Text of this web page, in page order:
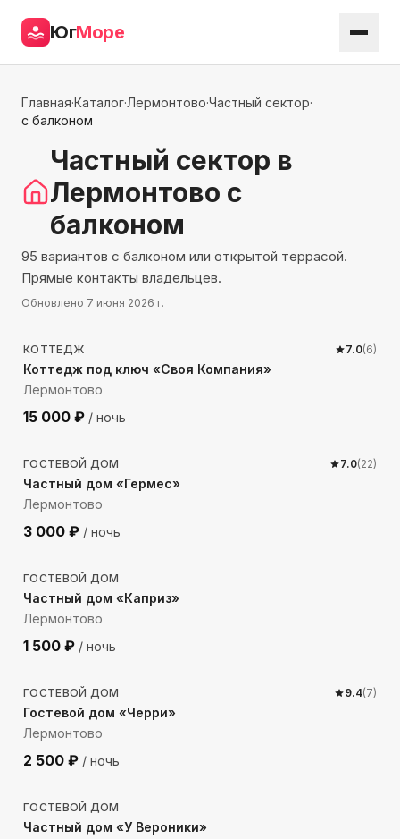
ЮгМоре
Главная·Каталог·Лермонтово·Частный сектор·
с балконом
Частный сектор в
Лермонтово с
балконом
95 вариантов с балконом или открытой террасой.
Прямые контакты владельцев.
Обновлено 7 июня 2026 г.
3279м до моря
КОТТЕДЖ 7.0(6)
Коттедж под ключ «Своя Компания»
Лермонтово
15 000 ₽ / ночь
232 м до моря
ГОСТЕВОЙ ДОМ 7.0(22)
Частный дом «Гермес»
Лермонтово
3 000 ₽ / ночь
221 м до моря
ГОСТЕВОЙ ДОМ
Частный дом «Каприз»
Лермонтово
1 500 ₽ / ночь
409 м до моря
ГОСТЕВОЙ ДОМ 9.4(7)
Гостевой дом «Черри»
Лермонтово
2 500 ₽ / ночь
865м до моря
ГОСТЕВОЙ ДОМ
Частный дом «У Вероники»